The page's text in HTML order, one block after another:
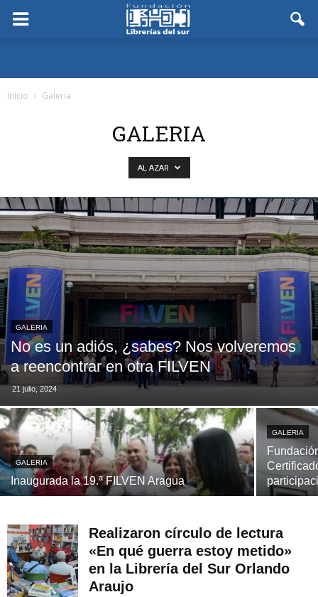
Inicio Galeria
GALERIA
AL AZAR
GALERIA
No es un adiós, ¿sabes? Nos volveremos
a reencontrar en otra FILVEN
21 julio, 2024
GALERIA
Inaugurada la 19.ª FILVEN Aragua
GALERIA
Realizaron círculo de lectura
«En qué guerra estoy metido»
en la Librería del Sur Orlando
Araujo